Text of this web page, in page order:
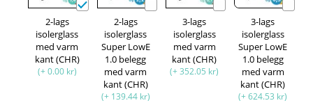
2-lags
isolerglass
med varm
kant (CHR)
(+ 0.00 kr)
2-lags
isolerglass
Super LowE
1.0 belegg
med varm
kant (CHR)
(+ 139.44 kr)
3-lags
isolerglass
med varm
kant (CHR)
(+ 352.05 kr)
3-lags
isolerglass
Super LowE
1.0 belegg
med varm
kant (CHR)
(+ 624.53 kr)